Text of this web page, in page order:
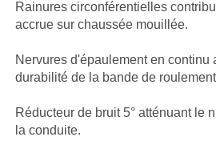
Rainures circonférentielles
accrue sur chaussée mouillée.
Nervures d'épaulement en continu
durabilité de la bande de
Réducteur de bruit 5° atténuant le
la conduite.